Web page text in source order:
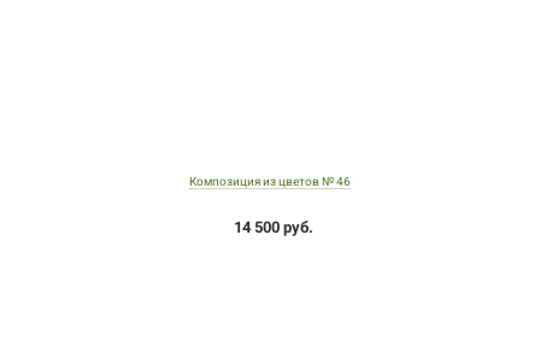
Композиция из цветов № 46
14 500 руб.